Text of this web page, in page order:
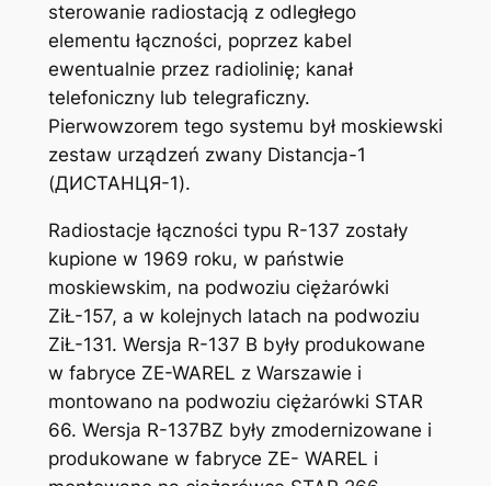
sterowanie radiostacją z odległego
elementu łączności, poprzez kabel
ewentualnie przez radiolinię; kanał
telefoniczny lub telegraficzny.
Pierwowzorem tego systemu był moskiewski
zestaw urządzeń zwany Distancja-1
(ДИСТАНЦЯ-1).
Radiostacje łączności typu R-137 zostały
kupione w 1969 roku, w państwie
moskiewskim, na podwoziu ciężarówki
ZiŁ-157, a w kolejnych latach na podwoziu
ZiŁ-131. Wersja R-137 B były produkowane
w fabryce ZE-WAREL z Warszawie i
montowano na podwoziu ciężarówki STAR
66. Wersja R-137BZ były zmodernizowane i
produkowane w fabryce ZE- WAREL i